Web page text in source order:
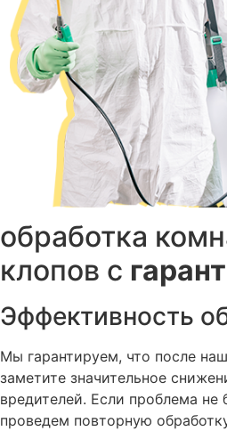
Диван и мягкая
Диван является одной из
могут находиться внутри
механизмах, под обивкой, в
Поэтому диван нужно
специалисту доступ к
Плинтусы, щели
путями перемещения. Если эти
часть насекомых может
спальному месту. Особенно
участки возле кровати, дивана
стоит мебель.
Чем
от клопов
обработка
клопов с
Эффективность
Мы гарантируем, что после
заметите значительное
вредителей. Если проблема не
проведем повторную